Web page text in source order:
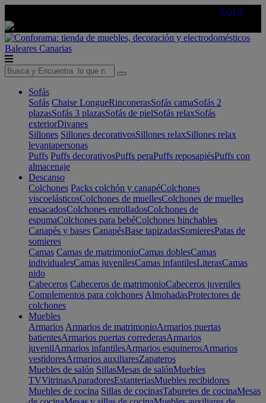
AQUÍ
Baleares Canarias
Sofás
Sofás Chaise LongueRinconerasSofás camaSofás 2
plazasSofás 3 plazasSofás de pielSofás relaxSofás
exteriorDivanes
Sillones Sillones decorativosSillones relaxSillones relax
levantapersonas
Puffs Puffs decorativosPuffs peraPuffs reposapiésPuffs con
almacenaje
Descanso
Colchones Packs colchón y canapéColchones
viscoelásticosColchones de muellesColchones de muelles
ensacadosColchones enrolladosColchones de
espumaColchones para bebéColchones hinchables
Canapés y bases CanapésBase tapizadasSomieresPatas de
somieres
Camas Camas de matrimonioCamas doblesCamas
individualesCamas juvenilesCamas infantilesLiterasCamas
nido
Cabeceros Cabeceros de matrimonioCabeceros juveniles
Complementos para colchones AlmohadasProtectores de
colchones
Muebles
Armarios Armarios de matrimonioArmarios puertas
batientesArmarios puertas correderasArmarios
juvenilArmarios infantilesArmarios esquinerosArmarios
vestidoresArmarios auxiliaresZapateros
Muebles de salón SillasMesas de salónMuebles
TVVitrinasAparadoresEstanteriasMuebles recibidores
Muebles de cocina Sillas de cocinasTaburetes de cocinaMesas